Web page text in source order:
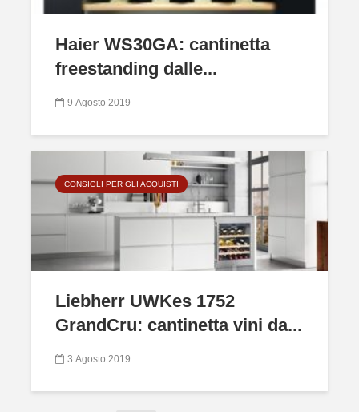
Haier WS30GA: cantinetta
freestanding dalle...
9 Agosto 2019
CONSIGLI PER GLI ACQUISTI
Liebherr UWKes 1752
GrandCru: cantinetta vini da...
3 Agosto 2019